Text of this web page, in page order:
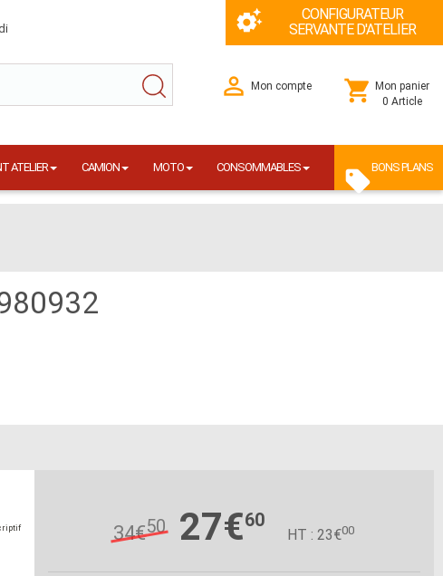
CONFIGURATEUR
SERVANTE D'ATELIER
Mon compte
Mon panier
0 Article
ATELIER CAMION MOTO CONSOMMABLES BONS PLANS
34€50 27€60
HT : 23€00